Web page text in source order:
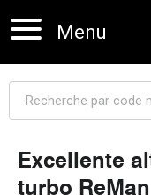
Menu
Sauter la navigation
Excellente
turbo